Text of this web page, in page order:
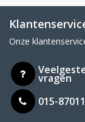
Onze
vragen
015-